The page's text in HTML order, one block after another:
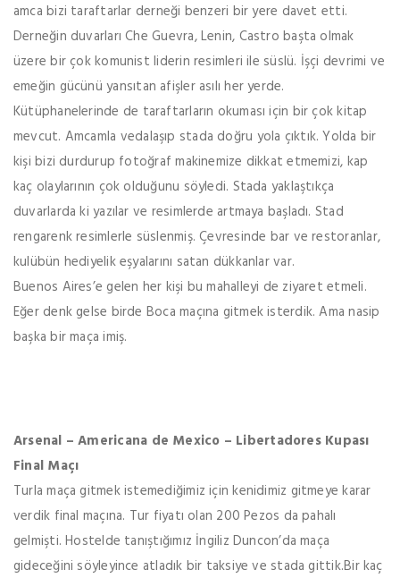
amca bizi taraftarlar derneği benzeri bir yere davet etti.
Derneğin duvarları Che Guevra, Lenin, Castro başta olmak
üzere bir çok komunist liderin resimleri ile süslü. İşçi devrimi ve
emeğin gücünü yansıtan afişler asılı her yerde.
Kütüphanelerinde de taraftarların okuması için bir çok kitap
mevcut. Amcamla vedalaşıp stada doğru yola çıktık. Yolda bir
kişi bizi durdurup fotoğraf makinemize dikkat etmemizi, kap
kaç olaylarının çok olduğunu söyledi. Stada yaklaştıkça
duvarlarda ki yazılar ve resimlerde artmaya başladı. Stad
rengarenk resimlerle süslenmiş. Çevresinde bar ve restoranlar,
kulübün hediyelik eşyalarını satan dükkanlar var.
Buenos Aires’e gelen her kişi bu mahalleyi de ziyaret etmeli.
Eğer denk gelse birde Boca maçına gitmek isterdik. Ama nasip
başka bir maça imiş.
Arsenal – Americana de Mexico – Libertadores Kupası
Final Maçı
Turla maça gitmek istemediğimiz için kenidimiz gitmeye karar
verdik final maçına. Tur fiyatı olan 200 Pezos da pahalı
gelmişti. Hostelde tanıştığımız İngiliz Duncon’da maça
gideceğini söyleyince atladık bir taksiye ve stada gittik.Bir kaç